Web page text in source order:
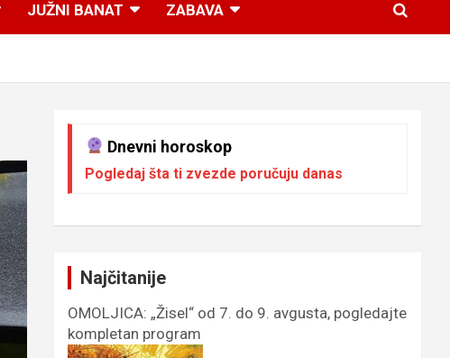
JUŽNI BANAT ZABAVA
Dnevni horoskop
Pogledaj šta ti zvezde poručuju danas
Najčitanije
OMOLJICA: „Žisel“ od 7. do 9. avgusta, pogledajte
kompletan program